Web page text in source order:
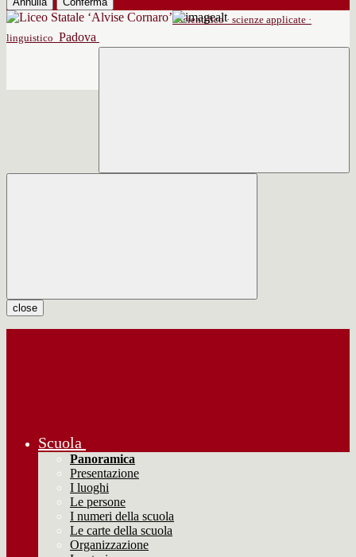
scientifico · scienze applicate ·
linguistico Padova
close
Scuola
Panoramica
Presentazione
I luoghi
Le persone
I numeri della scuola
Le carte della scuola
Organizzazione